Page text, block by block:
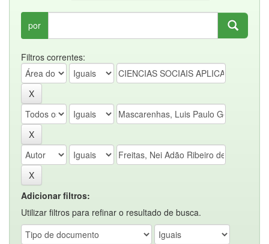
por
Filtros correntes:
Adicionar filtros:
Utilizar filtros para refinar o resultado de busca.